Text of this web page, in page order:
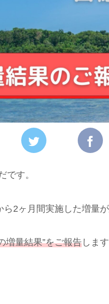
です。
2ヶ月間実施した増量が
増量結果”をご報告 します